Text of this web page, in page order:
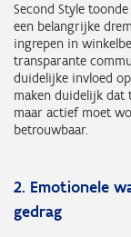
Second Style
een belangrijke
ingrepen in
transparante
duidelijke invloed
maken duidelijk dat
maar actief moet
betrouwbaar.
2. Emotionele
gedrag